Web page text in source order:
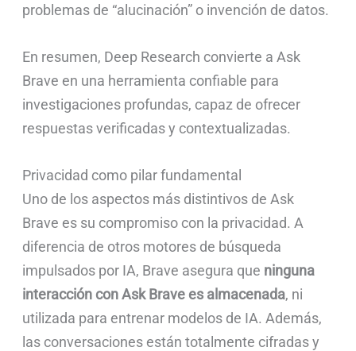
problemas de “alucinación” o invención de datos.
En resumen, Deep Research convierte a Ask
Brave en una herramienta confiable para
investigaciones profundas, capaz de ofrecer
respuestas verificadas y contextualizadas.
Privacidad como pilar fundamental
Uno de los aspectos más distintivos de Ask
Brave es su compromiso con la privacidad. A
diferencia de otros motores de búsqueda
impulsados por IA, Brave asegura que ninguna
interacción con Ask Brave es almacenada, ni
utilizada para entrenar modelos de IA. Además,
las conversaciones están totalmente cifradas y